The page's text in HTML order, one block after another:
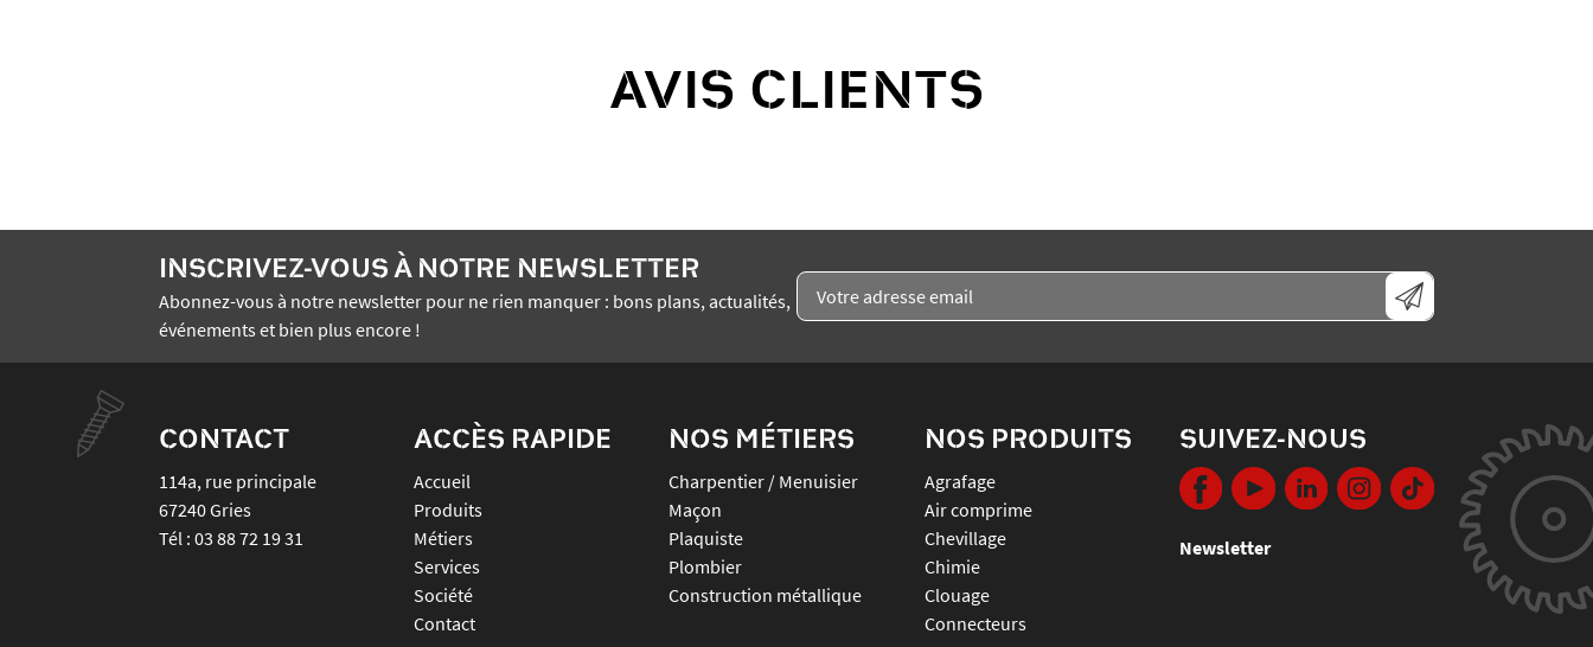
AVIS CLIENTS
INSCRIVEZ-VOUS À NOTRE NEWSLETTER
Abonnez-vous à notre newsletter pour ne rien manquer : bons plans, actualités,
événements et bien plus encore !
CONTACT
114a, rue principale
67240Gries
Tél :03 88 72 19 31
ACCÈS RAPIDE
Accueil
Produits
Métiers
Services
Société
Contact
NOS MÉTIERS
Charpentier / Menuisier
Maçon
Plaquiste
Plombier
Construction métallique
NOS PRODUITS
agrafage
air comprime
chevillage
chimie
clouage
connecteurs
SUIVEZ-NOUS
Newsletter